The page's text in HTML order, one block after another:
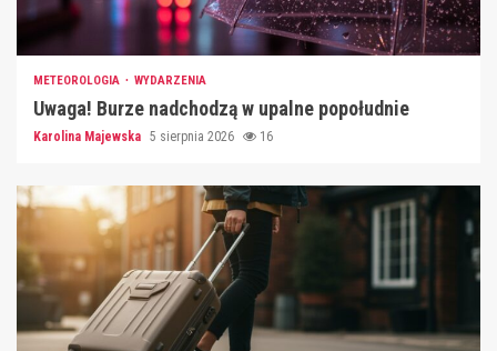
METEOROLOGIA WYDARZENIA
Uwaga! Burze nadchodzą w upalne popołudnie
Karolina Majewska 5 sierpnia 2026 16